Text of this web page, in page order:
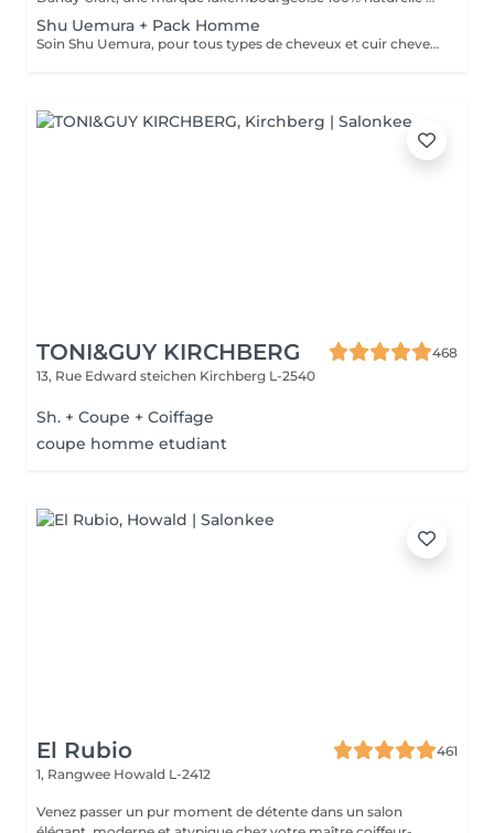
Shu Uemura + Pack Homme
Soin Shu Uemura, pour tous types de cheveux et cuir chevelu + Pack Homme
TONI&GUY KIRCHBERG
468
13, Rue Edward steichen Kirchberg L-2540
Sh. + Coupe + Coiffage
coupe homme etudiant
El Rubio
461
1, Rangwee Howald L-2412
Venez passer un pur moment de détente dans un salon